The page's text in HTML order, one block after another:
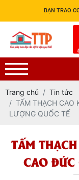
BẠN TRAO
Trang chủ
Tin tức
TẤM THẠCH CAO
LƯỢNG QUỐC TẾ
TẤM
CAO ĐỨC